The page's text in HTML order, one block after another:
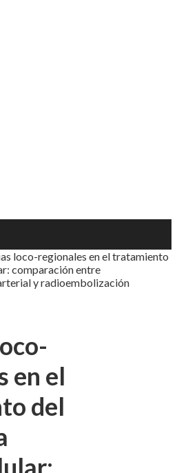
loco-regionales en el tratamiento
comparación entre
y radioembolización
en el
del